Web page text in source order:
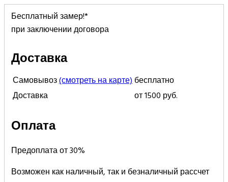
Бесплатный замер!*
при заключении договора
Доставка
Самовывоз(смотреть на карте)бесплатно
Доставка
от 1500 руб.
Оплата
Предоплата от 30%
Возможен как наличный, так и безналичный рассчет